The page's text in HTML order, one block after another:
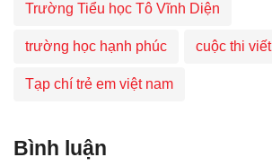
Trường Tiểu học Tô Vĩnh Diện
trường học hạnh phúc cuộc thi viết
Tạp chí trẻ em việt nam
Bình luận